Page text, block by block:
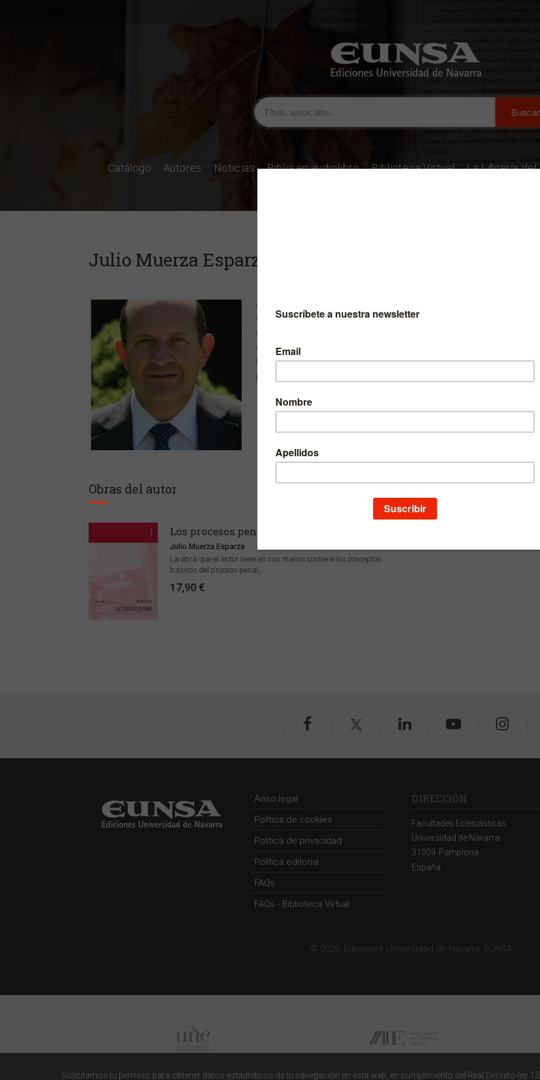
Catálogo Autores Noticias Biblia en audiolibro Biblioteca Virtual La Librería del
Julio Muerza Esparza
Julio Muerza Esparza es Doctor en Derecho por la Universidad de Navarra
Complutense, Alcalá de Henares y Zaragoza (1988-1996). Catedrático de
(desde 1999). Autor de numerosas monografías, capítulos de libros y
del proceso abreviado y el enjuiciamiento rápido de delitos; Las reformas
Facultad de Derecho; Director de la Escuela de Práctica Jurídica; Miembro
permanente de la Sección de Derecho Procesal de la Comisión General de
Obras del autor
Los procesos penales
Julio Muerza Esparza
La obra que el lector tiene en sus manos contiene los conceptos
básicos del proceso penal,...
17,90 €
Aviso legal
Política de cookies
Política de privacidad
Política editorial
FAQs
FAQs - Biblioteca Virtual
DIRECCIÓN
Facultades Eclesiásticas.
Universidad de Navarra
31009 Pamplona
España
© 2026, Ediciones Universidad de Navarra, EUNSA
Solicitamos tu permiso para obtener datos estadísticos de tu navegación en esta web, en cumplimiento del Real Decreto-ley